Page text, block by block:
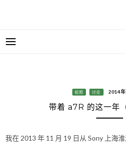
拍照 讨论 2014
带着 a7R 的这一年
我在 2013 年 11 月 19 日从 Sony 上海